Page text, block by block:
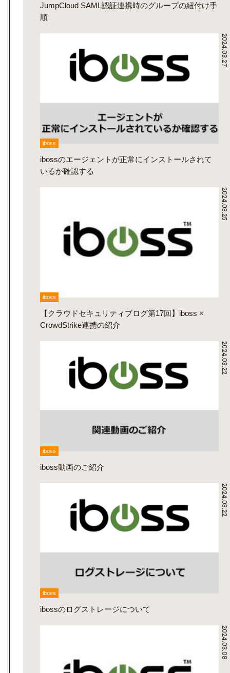
JumpCloud SAML認証連携時のグループの紐付け手
順
2024.03.27
iboss
ibossのエージェントが正常にインストールされて
いるか確認する
2024.03.25
iboss
【クラウドセキュリティブログ第17回】iboss ×
CrowdStrike連携の紹介
2024.03.22
iboss
iboss動画のご紹介
2024.03.22
iboss
ibossのログストレージについて
2024.03.08